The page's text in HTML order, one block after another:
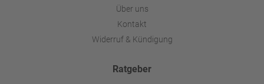
Über uns
Kontakt
Widerruf & Kündigung
Ratgeber